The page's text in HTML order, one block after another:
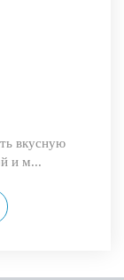
вкусную
и м...